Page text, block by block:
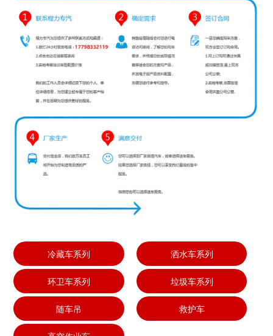
冷藏车系列 洒水车系列
环卫车系列 垃圾车系列
随车吊 救护车